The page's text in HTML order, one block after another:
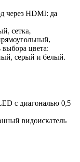
через HDMI: да
сетка,
цвета:
серый и белый.
с диагональю 0,5
видоискатель